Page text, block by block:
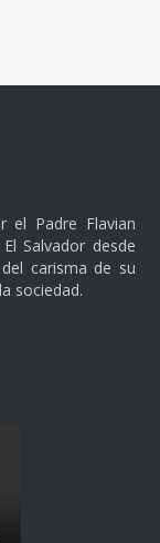
el Padre Flavian
Salvador desde
carisma de su
sociedad.